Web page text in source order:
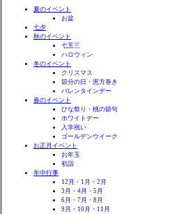
夏のイベント
お盆
七夕
秋のイベント
七五三
ハロウィン
冬のイベント
クリスマス
節分の日・恵方巻き
バレンタインデー
春のイベント
ひな祭り・桃の節句
ホワイトデー
入学祝い
ゴールデンウイーク
お正月イベント
お年玉
初詣
年中行事
12月・1月・2月
3月・4月・5月
6月・7月・8月
9月・10月・11月